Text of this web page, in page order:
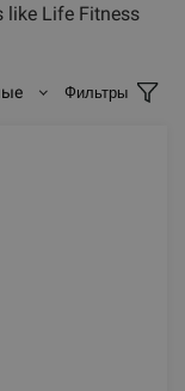
like Life Fitness
Фильтры